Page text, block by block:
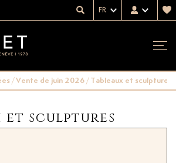
FR
/Vente de juin 2026/Tableaux et sculptures
et sculptures